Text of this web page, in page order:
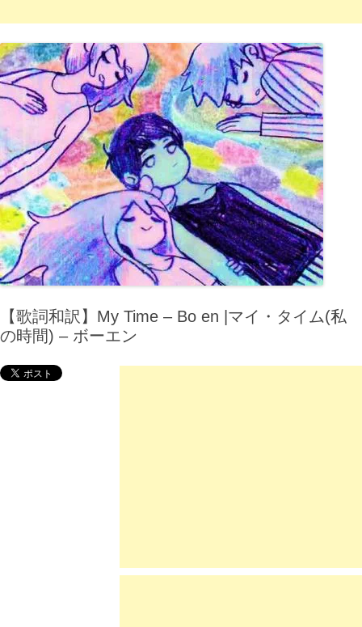
【歌詞和訳】My Time – Bo en |マイ・タイム(私
の時間) – ボーエン